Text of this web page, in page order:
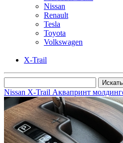
Nissan
Renault
Tesla
Toyota
Volkswagen
X-Trail
Nissan X-Trail Аквапринт